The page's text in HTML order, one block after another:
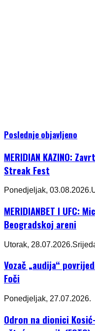
Poslednje objavljeno
MERIDIAN KAZINO:
Streak Fest
Ponedjeljak, 03.08.2026.
MERIDIANBET I UFC:
Beogradskoj areni
Utorak, 28.07.2026.
Vozač „audija“
Foči
Ponedjeljak, 27.07.2026.
Odron na dionici